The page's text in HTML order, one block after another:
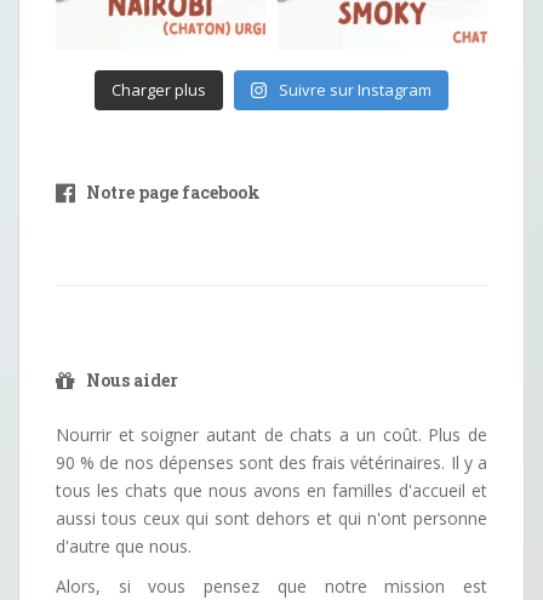
Charger plus Suivre sur Instagram
Notre page facebook
Nous aider
Nourrir et soigner autant de chats a un coût. Plus de
90 % de nos dépenses sont des frais vétérinaires. Il y a
tous les chats que nous avons en familles d'accueil et
aussi tous ceux qui sont dehors et qui n'ont personne
d'autre que nous.
Alors, si vous pensez que notre mission est